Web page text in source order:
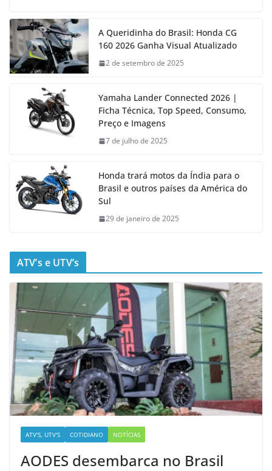
A Queridinha do Brasil: Honda CG
160 2026 Ganha Visual Atualizado
2 de setembro de 2025
Yamaha Lander Connected 2026 |
Ficha Técnica, Top Speed, Consumo,
Preço e Imagens
7 de julho de 2025
Honda trará motos da Índia para o
Brasil e outros países da América do
Sul
29 de janeiro de 2025
ATV’s e UTV’s
ATV'S, UTV'S COTIDIANO NOTÍCIAS
AODES desembarca no Brasil